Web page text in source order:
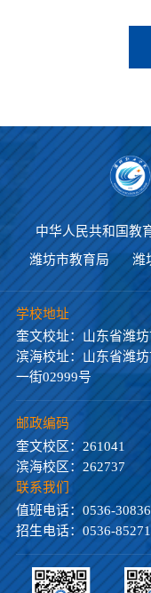
中华人民共和国教
潍坊市教育局
潍
学校地址
奎文校址：山东省潍
滨海校址：山东省潍
一街02999号
邮政编码
奎文校区：261041
滨海校区：262737
联系我们
值班电话：0536-
招生电话：0536-